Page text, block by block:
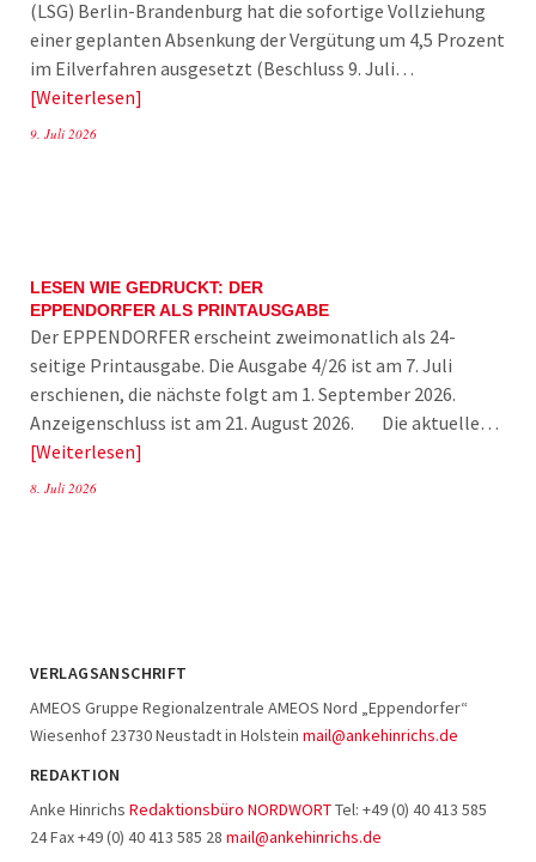
(LSG) Berlin-Brandenburg hat die sofortige Vollziehung
einer geplanten Absenkung der Vergütung um 4,5 Prozent
im Eilverfahren ausgesetzt (Beschluss 9. Juli…
Weiterlesen
9. Juli 2026
LESEN WIE GEDRUCKT: DER
EPPENDORFER ALS PRINTAUSGABE
Der EPPENDORFER erscheint zweimonatlich als 24-
seitige Printausgabe. Die Ausgabe 4/26 ist am 7. Juli
erschienen, die nächste folgt am 1. September 2026.
Anzeigenschluss ist am 21. August 2026. Die aktuelle…
Weiterlesen
8. Juli 2026
VERLAGSANSCHRIFT
AMEOS Gruppe Regionalzentrale AMEOS Nord „Eppendorfer“
Wiesenhof 23730 Neustadt in Holstein mail@ankehinrichs.de
REDAKTION
Anke Hinrichs Redaktionsbüro NORDWORTTel: +49 (0) 40 413 585
24 Fax +49 (0) 40 413 585 28 mail@ankehinrichs.de